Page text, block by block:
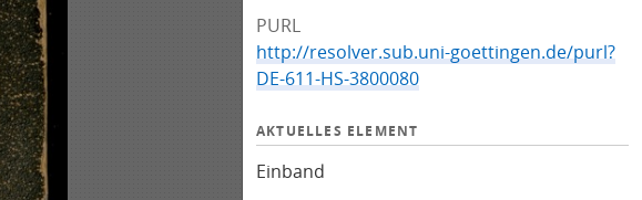
PURL
http://resolver.sub.uni-goettingen.de/purl?
DE-611-HS-3800080
AKTUELLES ELEMENT
Einband